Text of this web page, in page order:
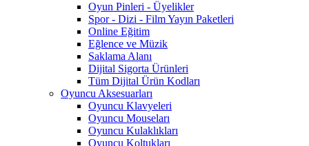
Oyun Pinleri - Üyelikler
Spor - Dizi - Film Yayın Paketleri
Online Eğitim
Eğlence ve Müzik
Saklama Alanı
Dijital Sigorta Ürünleri
Tüm Dijital Ürün Kodları
Oyuncu Aksesuarları
Oyuncu Klavyeleri
Oyuncu Mouseları
Oyuncu Kulaklıkları
Oyuncu Koltukları